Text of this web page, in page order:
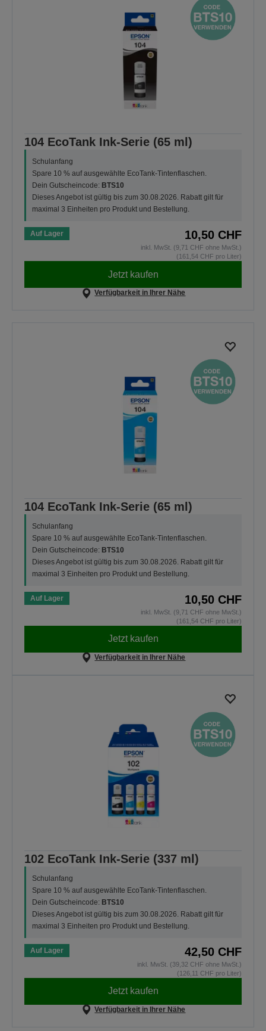
104 EcoTank Ink-Serie (65 ml)
Schulanfang
Spare 10 % auf ausgewählte EcoTank-Tintenflaschen.
Dein Gutscheincode: BTS10
Dieses Angebot ist gültig bis zum 30.08.2026. Rabatt gilt für
maximal 3 Einheiten pro Produkt und Bestellung.
Auf Lager 10,50 CHF
inkl. MwSt. (9,71 CHF ohne MwSt.)
(161,54 CHF pro Liter)
Jetzt kaufen
Verfügbarkeit in Ihrer Nähe
104 EcoTank Ink-Serie (65 ml)
Schulanfang
Spare 10 % auf ausgewählte EcoTank-Tintenflaschen.
Dein Gutscheincode: BTS10
Dieses Angebot ist gültig bis zum 30.08.2026. Rabatt gilt für
maximal 3 Einheiten pro Produkt und Bestellung.
Auf Lager 10,50 CHF
inkl. MwSt. (9,71 CHF ohne MwSt.)
(161,54 CHF pro Liter)
Jetzt kaufen
Verfügbarkeit in Ihrer Nähe
102 EcoTank Ink-Serie (337 ml)
Schulanfang
Spare 10 % auf ausgewählte EcoTank-Tintenflaschen.
Dein Gutscheincode: BTS10
Dieses Angebot ist gültig bis zum 30.08.2026. Rabatt gilt für
maximal 3 Einheiten pro Produkt und Bestellung.
Auf Lager 42,50 CHF
inkl. MwSt. (39,32 CHF ohne MwSt.)
(126,11 CHF pro Liter)
Jetzt kaufen
Verfügbarkeit in Ihrer Nähe